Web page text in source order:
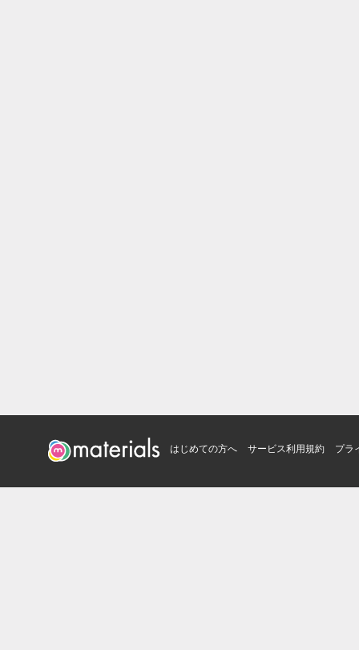
はじめての方へ サービス利用規約 プラ